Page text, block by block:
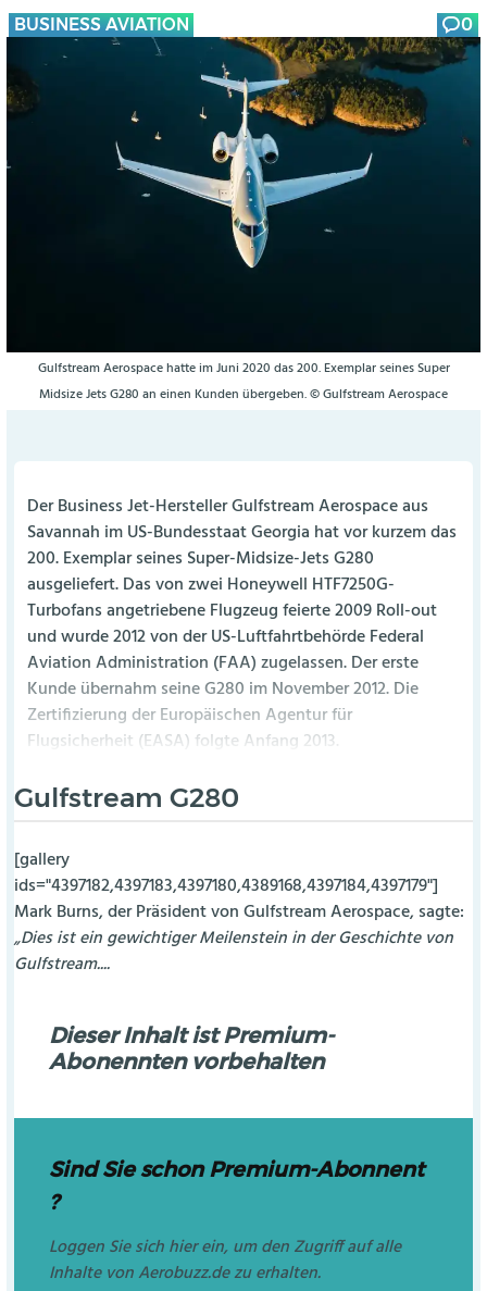
BUSINESS AVIATION 0
Gulfstream Aerospace hatte im Juni 2020 das 200. Exemplar seines Super
Midsize Jets G280 an einen Kunden übergeben. © Gulfstream Aerospace
Der Business Jet-Hersteller Gulfstream Aerospace aus
Savannah im US-Bundesstaat Georgia hat vor kurzem das
200. Exemplar seines Super-Midsize-Jets G280
ausgeliefert. Das von zwei Honeywell HTF7250G-
Turbofans angetriebene Flugzeug feierte 2009 Roll-out
und wurde 2012 von der US-Luftfahrtbehörde Federal
Aviation Administration (FAA) zugelassen. Der erste
Kunde übernahm seine G280 im November 2012. Die
Zertifizierung der Europäischen Agentur für
Flugsicherheit (EASA) folgte Anfang 2013.
Gulfstream G280
[gallery
ids="4397182,4397183,4397180,4389168,4397184,4397179"]
Mark Burns, der Präsident von Gulfstream Aerospace, sagte:
„Dies ist ein gewichtiger Meilenstein in der Geschichte von
Gulfstream....
Dieser Inhalt ist Premium-
Abonennten vorbehalten
Sind Sie schon Premium-Abonnent
?
Loggen Sie sich hier ein, um den Zugriff auf alle
Inhalte von Aerobuzz.de zu erhalten.